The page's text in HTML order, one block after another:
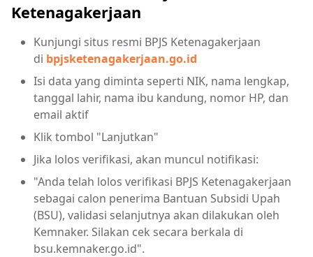
Ketenagakerjaan
Kunjungi situs resmi BPJS Ketenagakerjaan
di bpjsketenagakerjaan.go.id
Isi data yang diminta seperti NIK, nama lengkap,
tanggal lahir, nama ibu kandung, nomor HP, dan
email aktif
Klik tombol "Lanjutkan"
Jika lolos verifikasi, akan muncul notifikasi:
"Anda telah lolos verifikasi BPJS Ketenagakerjaan
sebagai calon penerima Bantuan Subsidi Upah
(BSU), validasi selanjutnya akan dilakukan oleh
Kemnaker. Silakan cek secara berkala di
bsu.kemnaker.go.id".